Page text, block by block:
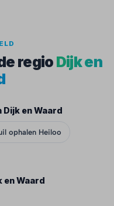
regio Dijk en
en Waard
ophalen Heiloo
en Waard